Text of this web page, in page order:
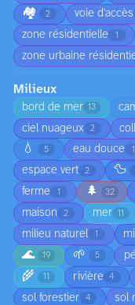
🏘️ 2 voie d’accès
zone résidentielle 1
zone urbaine
Milieux
bord de mer 13
ciel nuageux 2
💧 5 eau douce 1
espace vert 2 🦆
ferme 1 🌲 32
maison 2 mer 11
milieu naturel 1
🌊 19 🌱 5
🌾 11 rivière 4
sol forestier 4 sol